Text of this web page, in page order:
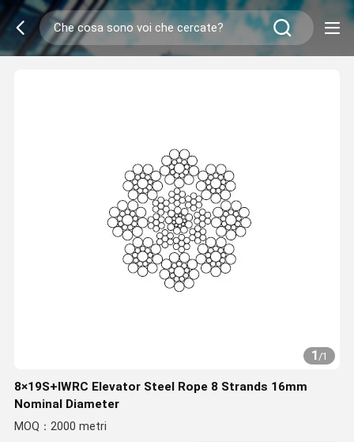
1/1
8×19S+IWRC Elevator Steel Rope 8 Strands 16mm
Nominal Diameter
MOQ：2000 metri